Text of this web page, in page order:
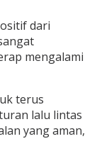
dari
mengalami
terus
lalu lintas
yang aman,